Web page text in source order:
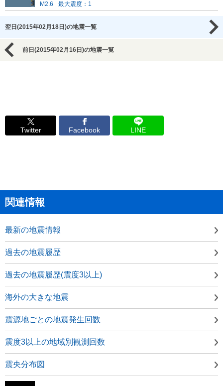
M2.6
最大震度：1
翌日(2015年02月18日)の地震一覧
前日(2015年02月16日)の地震一覧
Twitter Facebook LINE
関連情報
最新の地震情報
過去の地震履歴
過去の地震履歴(震度3以上)
海外の大きな地震
震源地ごとの地震発生回数
震度3以上の地域別観測回数
震央分布図